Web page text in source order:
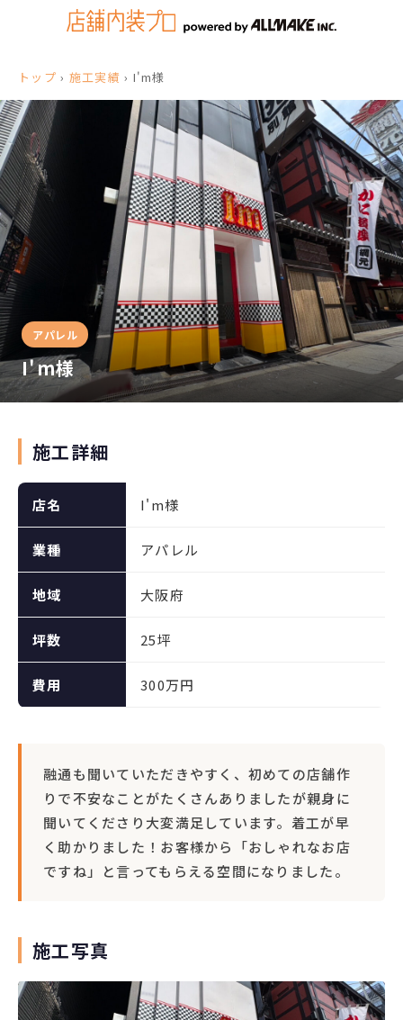
トップ › 施工実績 › I'm様
アパレル
I'm様
施工詳細
店名 I'm様
業種 アパレル
地域 大阪府
坪数 25坪
費用 300万円
融通も聞いていただきやすく、初めての店舗作
りで不安なことがたくさんありましたが親身に
聞いてくださり大変満足しています。着工が早
く助かりました！お客様から「おしゃれなお店
ですね」と言ってもらえる空間になりました。
施工写真